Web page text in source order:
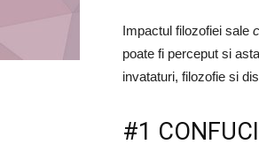
Impactul filozofiei sale
poate fi perceput si
invataturi, filozofie si
#1